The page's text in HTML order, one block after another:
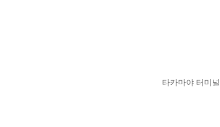
타카마야 터미널